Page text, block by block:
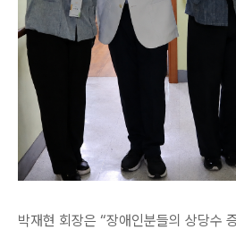
박재현 회장은 “장애인분들의 상당수